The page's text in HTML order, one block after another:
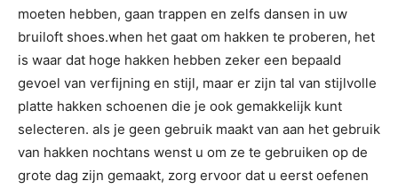
moeten hebben, gaan trappen en zelfs dansen in uw
bruiloft shoes.when het gaat om hakken te proberen, het
is waar dat hoge hakken hebben zeker een bepaald
gevoel van verfijning en stijl, maar er zijn tal van stijlvolle
platte hakken schoenen die je ook gemakkelijk kunt
selecteren. als je geen gebruik maakt van aan het gebruik
van hakken nochtans wenst u om ze te gebruiken op de
grote dag zijn gemaakt, zorg ervoor dat u eerst oefenen